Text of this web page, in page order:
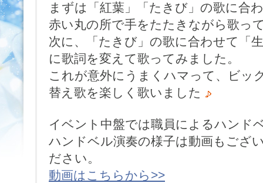
まずは「紅葉」「たきび」の歌に合
赤い丸の所で手をたたきながら歌っ
次に、「たきび」の歌に合わせて「
に歌詞を変えて歌ってみました。
これが意外にうまくハマって、ビッ
替え歌を楽しく歌いました
イベント中盤では職員によるハンド
ハンドベル演奏の様子は動画もござ
ださい。
動画はこちらから>>